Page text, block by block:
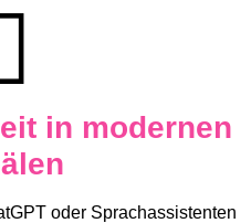
in modernen
oder Sprachassistenten